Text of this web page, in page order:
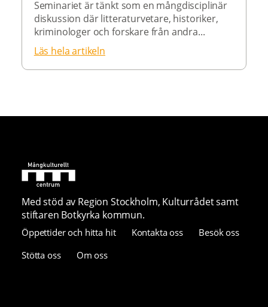
Seminariet är tänkt som en mångdisciplinär
diskussion där litteraturvetare, historiker,
kriminologer och forskare från andra...
Läs hela artikeln
Med stöd av Region Stockholm, Kulturrådet samt
stiftaren Botkyrka kommun.
Öppettider och hitta hit Kontakta oss
Besök oss
Stötta oss
Om oss